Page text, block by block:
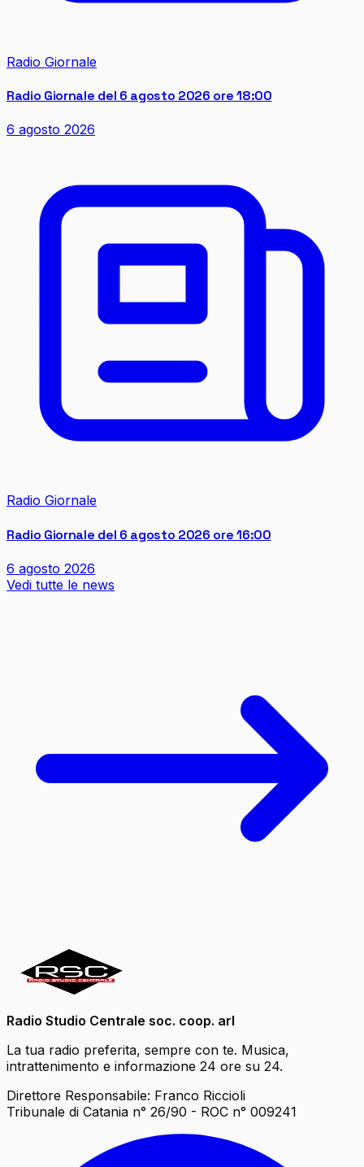
Radio Giornale
Radio Giornale del 6 agosto 2026 ore 18:00
6 agosto 2026
Radio Giornale
Radio Giornale del 6 agosto 2026 ore 16:00
6 agosto 2026
Vedi tutte le news
Radio Studio Centrale soc. coop. arl
La tua radio preferita, sempre con te. Musica,
intrattenimento e informazione 24 ore su 24.
Direttore Responsabile: Franco Riccioli
Tribunale di Catania n° 26/90 - ROC n° 009241